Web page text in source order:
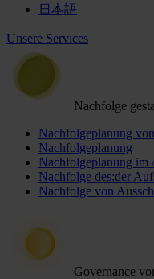
日本語
Unsere Services
Nachfolge
Nachfolgeplanung
Nachfolgeplanung
Nachfolgeplanung im
Nachfolge des:der
Nachfolge von
Governance